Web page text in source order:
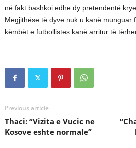
në fakt bashkoi edhe dy pretendentë
Megjithëse të dyve nuk u kanë munguar
këmbët e futbollistes kanë arritur të
Previous article
Thaci: “Vizita e Vucic ne
Kosove eshte normale”